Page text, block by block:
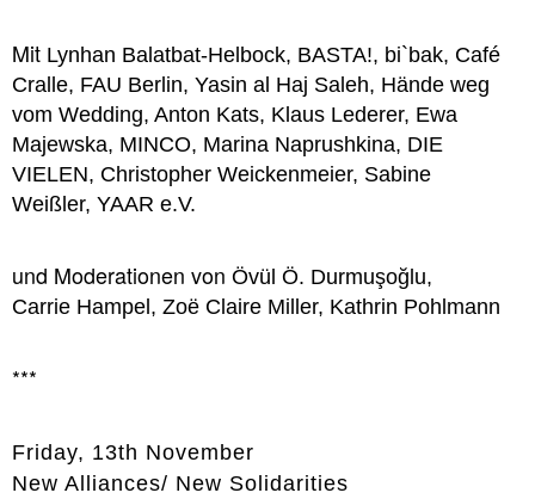
Mit Lynhan Balatbat-Helbock, BASTA!, bi`bak, Café
Cralle, FAU Berlin, Yasin al Haj Saleh, Hände weg
vom Wedding, Anton Kats, Klaus Lederer, Ewa
Majewska, MINCO, Marina Naprushkina, DIE
VIELEN, Christopher Weickenmeier, Sabine
Weißler, YAAR e.V.
und Moderationen von Övül Ö. Durmuşoğlu,
Carrie Hampel, Zoë Claire Miller, Kathrin Pohlmann
***
Friday, 13th November
New Alliances/ New Solidarities